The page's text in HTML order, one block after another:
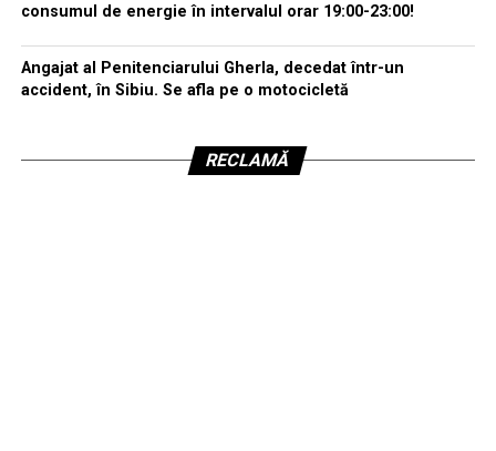
consumul de energie în intervalul orar 19:00-23:00!
Angajat al Penitenciarului Gherla, decedat într-un
accident, în Sibiu. Se afla pe o motocicletă
RECLAMĂ